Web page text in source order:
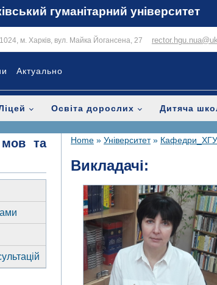
гуманітарний університет
м. Харків, вул. Майка Йогансена, 27
Актуально
Освіта дорослих Дитяча
мов та
Home » Університет» Кафедри_ХГУ
Викладачі: